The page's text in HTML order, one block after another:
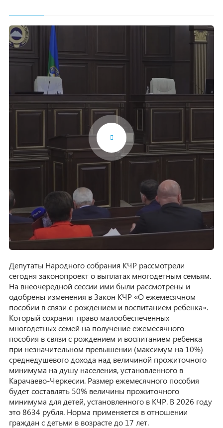
Депутаты Народного собрания КЧР рассмотрели
сегодня законопроект о выплатах многодетным семьям.
На внеочередной сессии ими были рассмотрены и
одобрены изменения в Закон КЧР «О ежемесячном
пособии в связи с рождением и воспитанием ребенка».
Который сохранит право малообеспеченных
многодетных семей на получение ежемесячного
пособия в связи с рождением и воспитанием ребенка
при незначительном превышении (максимум на 10%)
среднедушевого дохода над величиной прожиточного
минимума на душу населения, установленного в
Карачаево-Черкесии. Размер ежемесячного пособия
будет составлять 50% величины прожиточного
минимума для детей, установленного в КЧР. В 2026 году
это 8634 рубля. Норма применяется в отношении
граждан с детьми в возрасте до 17 лет.